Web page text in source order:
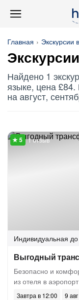
Главная Экскурсии
Найдено 1
языке, цена
на август,
1 отзыв
Индивидуальная
Выгодный
Безопасно и
из отеля в аэропорт
Завтра в 12:00
9